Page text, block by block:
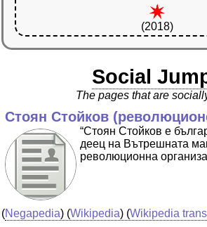
(2018)
Social
The pages that are
Стоян Стойков
“Стоян Стойков е
деец на Вътрешната
революционна
(Negapedia) (Wikipedia) (Wikipedia